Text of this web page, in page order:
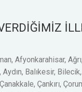
Afyonkarahisar,
Balıkesir,
Çankırı,